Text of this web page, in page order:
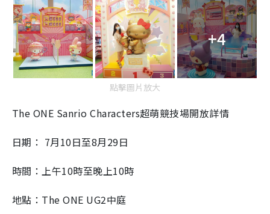
+4
點擊圖片放大
The ONE Sanrio Characters超萌競技場開放詳情
日期： 7月10日至8月29日
時間：上午10時至晚上10時
地點：The ONE UG2中庭